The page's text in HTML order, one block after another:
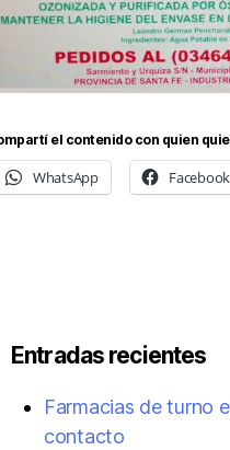
el contenido con quien
WhatsApp Facebook
Entradas recientes
Farmacias de turno
contacto